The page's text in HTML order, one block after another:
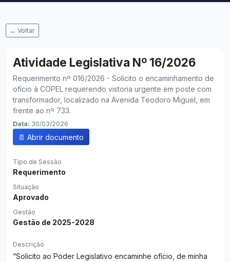
← Voltar
Atividade Legislativa Nº 16/2026
Requerimento nº 016/2026 - Solicito o encaminhamento de
ofício à COPEL requerendo vistoria urgente em poste com
transformador, localizado na Avenida Teodoro Miguel, em
frente ao nº 733.
Data: 30/03/2026
📄 Abrir documento
Tipo de Sessão
Requerimento
Situação
Aprovado
Gestão
Gestão de 2025-2028
Descrição
“Solicito ao Poder Legislativo encaminhe ofício, de minha